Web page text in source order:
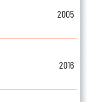
2005
2016